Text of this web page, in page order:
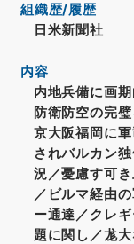
組織歴/履歴
日米新聞社
内容
内地兵備に画
防衛防空の完
京大阪福岡に
されバルカン
況／憂慮す可
／ビルマ経由
ー通達／クレ
題に関し／尨